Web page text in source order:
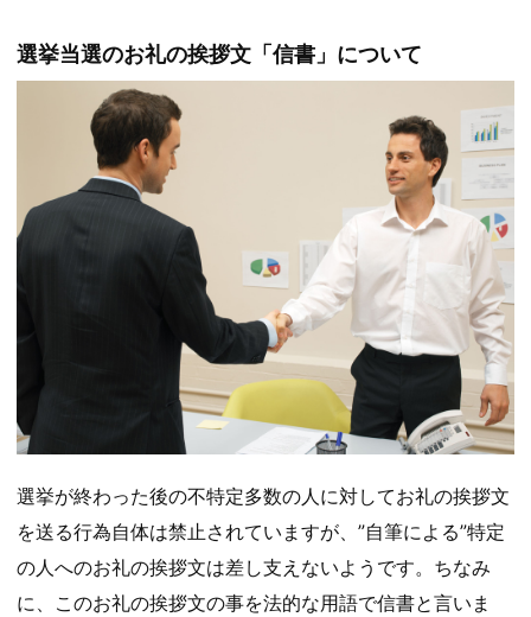
選挙当選のお礼の挨拶文「信書」について
選挙が終わった後の不特定多数の人に対してお礼の挨拶文
を送る行為自体は禁止されていますが、”自筆による”特定
の人へのお礼の挨拶文は差し支えないようです。ちなみ
に、このお礼の挨拶文の事を法的な用語で信書と言いま